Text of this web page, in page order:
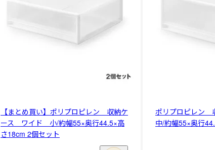
【まとめ買い】ポリプロピレン 収納ケ
ース ワイド 小/約幅55×奥行44.5×高
さ18cm 2個セット
ポリプロピレン
中/約幅55×奥行